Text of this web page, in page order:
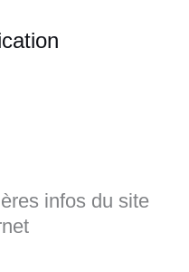
infos du site